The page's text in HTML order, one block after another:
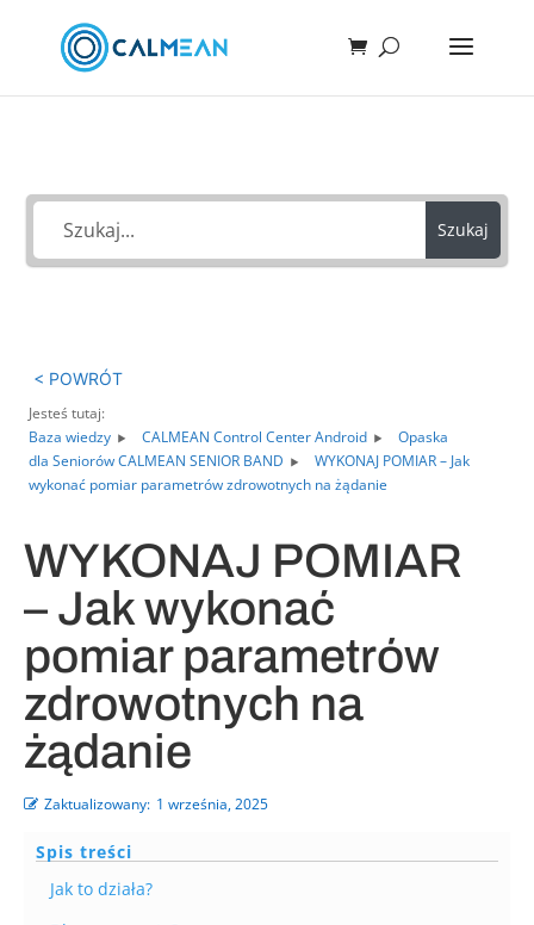
Szukaj
< POWRÓT
Jesteś tutaj:
Baza wiedzy
CALMEAN Control Center Android
Opaska
dla Seniorów CALMEAN SENIOR BAND
WYKONAJ POMIAR – Jak
wykonać pomiar parametrów zdrowotnych na żądanie
WYKONAJ POMIAR
– Jak wykonać
pomiar parametrów
zdrowotnych na
żądanie
Zaktualizowany: 1 września, 2025
Spis treści
Jak to działa?